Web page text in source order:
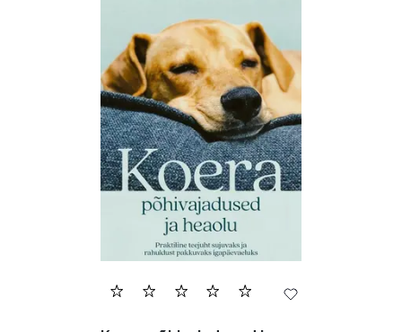
Biograafiad (229)
Eesti kirjandus (1774)
Ettevõtlus (30)
Filoloogia (121)
Filosoofia (146)
Geograafia (65)
Haridus (20)
Ilukirjandus (4257)